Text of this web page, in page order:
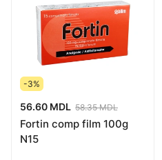
-3%
56.60 MDL 58.35 MDL
Fortin comp film 100g
N15